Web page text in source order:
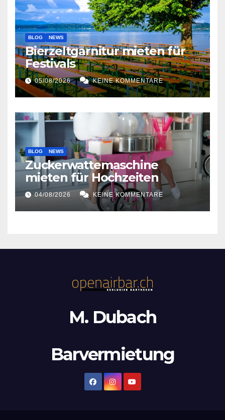
BLOG NEWS
Bierzeltgarnitur mieten für
Festivals
05/08/2026 KEINE KOMMENTARE
BLOG NEWS
Zuckerwattemaschine
mieten für Hochzeiten
04/08/2026 KEINE KOMMENTARE
M. Dubach
Barvermietung